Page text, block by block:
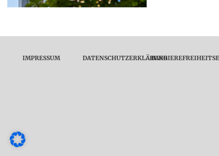
IMPRESSUM DATENSCHUTZERKLÄRUNG